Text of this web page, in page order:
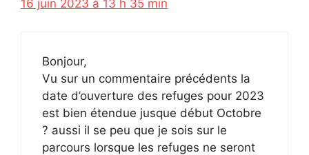
16 juin 2023 à 13 h 35 min
Bonjour,
Vu sur un commentaire précédents la
date d’ouverture des refuges pour 2023
est bien étendue jusque début Octobre
? aussi il se peu que je sois sur le
parcours lorsque les refuges ne seront